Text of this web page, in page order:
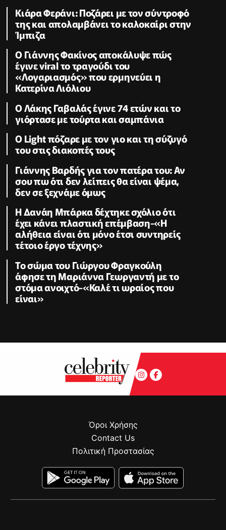
Κιάρα Φεράνι: Ποζάρει με τον σύντροφό
της και απολαμβάνει το καλοκαίρι στην
Ίμπιζα
Ο Γιάννης Φακίνος αποκάλυψε πώς
έγινε viral το τραγούδι του
«Λογαριασμός» που ερμηνεύει η
Κατερίνα Λιόλιου
Ο Λάκης Γαβαλάς έγινε 74 ετών και το
γιόρτασε με τούρτα και σαμπάνια
Ο Light πόζαρε με τον γιο και τη σύζυγό
του στις διακοπές τους
Γιάννης Βαρδής για τον πατέρα του: Αν
σου πω ότι δεν λείπεις θα είναι ψέμα,
δεν σε ξεχνάμε όμως
Η Δανάη Μπάρκα δέχτηκε σχόλιο ότι
έχει κάνει πλαστική επέμβαση-«Η
αλήθεια είναι ότι μόνο έτσι συντηρείς
τέτοιο έργο τέχνης»
Το σώμα του Γιώργου Φραγκούλη
άφησε τη Μαριάννα Γεωργαντή με το
στόμα ανοιχτό-«Καλέ τι ωραίος που
είναι»
Όροι Χρήσης
Contact Us
Πολιτική Προστασίας